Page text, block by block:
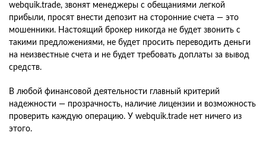
webquik.trade, звонят менеджеры с обещаниями легкой
прибыли, просят внести депозит на сторонние счета — это
мошенники. Настоящий брокер никогда не будет звонить с
такими предложениями, не будет просить переводить деньги
на неизвестные счета и не будет требовать доплаты за вывод
средств.
В любой финансовой деятельности главный критерий
надежности — прозрачность, наличие лицензии и возможность
проверить каждую операцию. У webquik.trade нет ничего из
этого.